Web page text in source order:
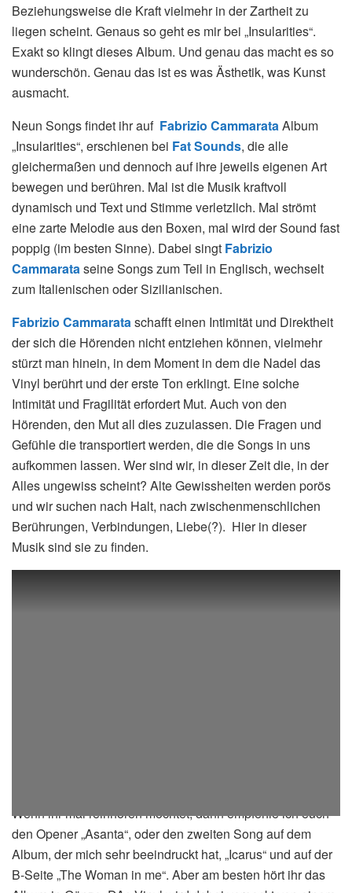
Beziehungsweise die Kraft vielmehr in der Zartheit zu
liegen scheint. Genaus so geht es mir bei „Insularities“.
Exakt so klingt dieses Album. Und genau das macht es so
wunderschön. Genau das ist es was Ästhetik, was Kunst
ausmacht.
Neun Songs findet ihr auf Fabrizio Cammarata Album
„Insularities“, erschienen bei Fat Sounds, die alle
gleichermaßen und dennoch auf ihre jeweils eigenen Art
bewegen und berühren. Mal ist die Musik kraftvoll
dynamisch und Text und Stimme verletzlich. Mal strömt
eine zarte Melodie aus den Boxen, mal wird der Sound fast
poppig (im besten Sinne). Dabei singt Fabrizio
Cammarata seine Songs zum Teil in Englisch, wechselt
zum Italienischen oder Sizilianischen.
Fabrizio Cammarata schafft einen Intimität und Direktheit
der sich die Hörenden nicht entziehen können, vielmehr
stürzt man hinein, in dem Moment in dem die Nadel das
Vinyl berührt und der erste Ton erklingt. Eine solche
Intimität und Fragilität erfordert Mut. Auch von den
Hörenden, den Mut all dies zuzulassen. Die Fragen und
Gefühle die transportiert werden, die die Songs in uns
aufkommen lassen. Wer sind wir, in dieser Zeit die, in der
Alles ungewiss scheint? Alte Gewissheiten werden porös
und wir suchen nach Halt, nach zwischenmenschlichen
Berührungen, Verbindungen, Liebe(?). Hier in dieser
Musik sind sie zu finden.
Wenn ihr mal reinhören möchtet, dann empfehle ich euch
den Opener „Asanta“, oder den zweiten Song auf dem
Album, der mich sehr beeindruckt hat, „Icarus“ und auf der
B-Seite „The Woman in me“. Aber am besten hört ihr das